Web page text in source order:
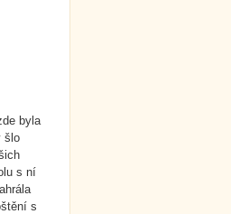
byla
šlo
s ní
s